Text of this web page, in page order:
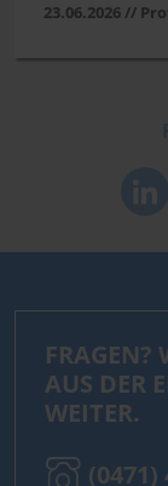
23.06.2026 //
FRAGEN?
AUS DER
WEITER.
(0471)